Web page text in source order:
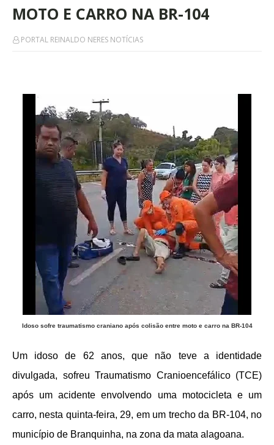
MOTO E CARRO NA BR-104
PORTAL REINALDO NERES NOTÍCIAS
Idoso sofre traumatismo craniano após colisão entre moto e carro na BR-104
Um idoso de 62 anos, que não teve a identidade
divulgada, sofreu Traumatismo Cranioencefálico (TCE)
após um acidente envolvendo uma motocicleta e um
carro, nesta quinta-feira, 29, em um trecho da BR-104, no
município de Branquinha, na zona da mata alagoana.